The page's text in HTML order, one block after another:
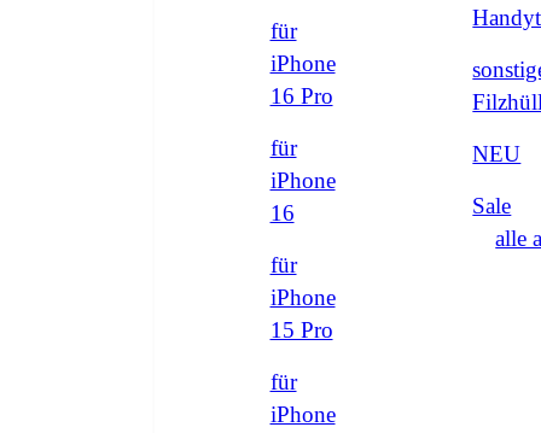
für
iPhone
16 Pro
für
iPhone
16
für
iPhone
15 Pro
für
iPhone
NEU
Sale
alle